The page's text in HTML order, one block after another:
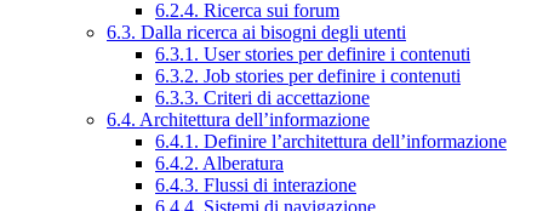
6.2.4. Ricerca sui forum
6.3. Dalla ricerca ai bisogni degli utenti
6.3.1. User stories per definire i contenuti
6.3.2. Job stories per definire i contenuti
6.3.3. Criteri di accettazione
6.4. Architettura dell’informazione
6.4.1. Definire l’architettura dell’informazione
6.4.2. Alberatura
6.4.3. Flussi di interazione
6.4.4. Sistemi di navigazione